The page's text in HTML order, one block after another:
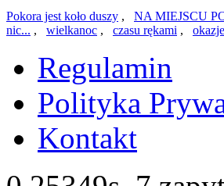
Pokora jest koło duszy , NA MIEJSCU
nic... , wielkanoc , czasu rękami ,
Regulamin
Polityka
Kontakt